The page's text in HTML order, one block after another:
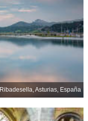
Ribadesella, Asturias, España